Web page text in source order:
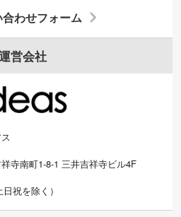
わせフォーム
営会社
寺南町1-8-1 三井吉祥寺ビル4F
日祝を除く）